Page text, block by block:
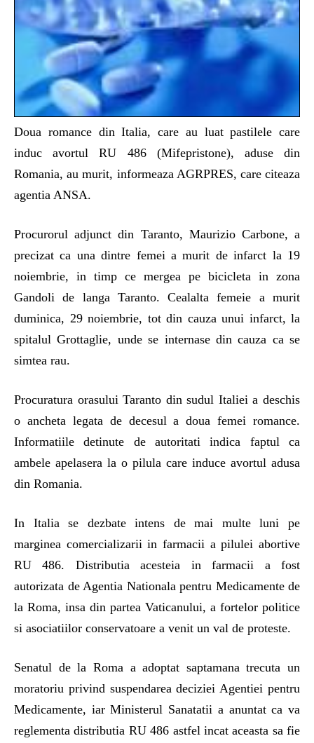
Doua romance din Italia, care au luat pastilele care
induc avortul RU 486 (Mifepristone), aduse din
Romania, au murit, informeaza AGRPRES, care citeaza
agentia ANSA.
Procurorul adjunct din Taranto, Maurizio Carbone, a
precizat ca una dintre femei a murit de infarct la 19
noiembrie, in timp ce mergea pe bicicleta in zona
Gandoli de langa Taranto. Cealalta femeie a murit
duminica, 29 noiembrie, tot din cauza unui infarct, la
spitalul Grottaglie, unde se internase din cauza ca se
simtea rau.
Procuratura orasului Taranto din sudul Italiei a deschis
o ancheta legata de decesul a doua femei romance.
Informatiile detinute de autoritati indica faptul ca
ambele apelasera la o pilula care induce avortul adusa
din Romania.
In Italia se dezbate intens de mai multe luni pe
marginea comercializarii in farmacii a pilulei abortive
RU 486. Distributia acesteia in farmacii a fost
autorizata de Agentia Nationala pentru Medicamente de
la Roma, insa din partea Vaticanului, a fortelor politice
si asociatiilor conservatoare a venit un val de proteste.
Senatul de la Roma a adoptat saptamana trecuta un
moratoriu privind suspendarea deciziei Agentiei pentru
Medicamente, iar Ministerul Sanatatii a anuntat ca va
reglementa distributia RU 486 astfel incat aceasta sa fie